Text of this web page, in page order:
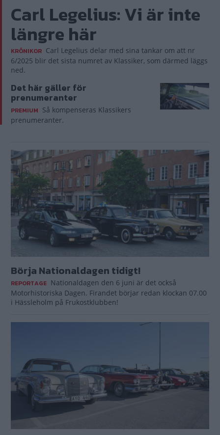
Carl Legelius: Vi är inte
längre här
KRÖNIKOR Carl Legelius delar med sina tankar om att nr
6/2025 blir det sista numret av Klassiker, som därmed läggs
ned.
Det här gäller för
prenumeranter
PREMIUM Så kompenseras Klassikers
prenumeranter.
Börja Nationaldagen tidigt!
REPORTAGE Nationaldagen den 6 juni är det också
Motorhistoriska Dagen. Firandet börjar redan klockan 07.00
i Hässleholm på Frukostklubben!